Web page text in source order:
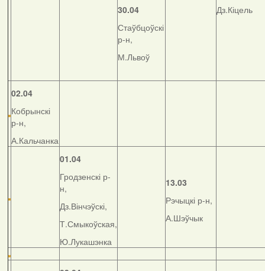
30.04
Стаўбцоўскі
р-н,
М.Львоў
Дз.Кіцель
02.04
Кобрынскі
р-н,
А.Кальчанка
01.04
Гродзенскі р-
н,
Дз.Вінчэўскі,
Т.Смыкоўская,
Ю.Лукашэнка
13.03
Рэчыцкі р-н,
А.Шэўчык